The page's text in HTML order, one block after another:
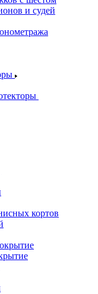
и судей
кортов